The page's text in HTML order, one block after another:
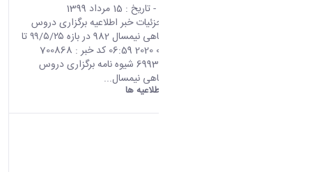
- تاریخ : 15 مرداد 1399
صفحه اصلی جزئیات خبر اطلاعیه برگزاری دروس
عملی_آزمایشگاهی نیمسال 982 در بازه ۹۹/۵/۲۵ تا
۹۹/۶/۱۳ 05 08 2020 06:59 کد خبر : 700868
تعداد بازدید : 6993 شیوه نامه برگزاری دروس
عملی_آزمایشگاهی نیمسال...
اطلاعیه ها